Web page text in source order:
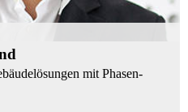
mit Phasen-